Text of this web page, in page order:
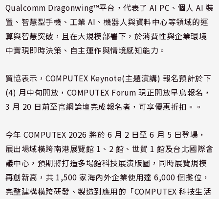
Qualcomm Dragonwing™平台，代表了 AI PC、個人 AI 裝
置、智慧型手機、工業 AI、機器人與資料中心等領域的運
算與智慧突破，且在大規模部署下，於消費性與企業環境
中實現即時決策、自主運作與情境感知能力。
貿協表示，COMPUTEX Keynote(主題演講) 報名預計於下
(4) 月中旬開放，COMPUTEX Forum 現正開放早鳥報名，
3 月 20 日前至官網論壇完成報名者，可享優惠折扣。。
今年 COMPUTEX 2026 將於 6 月 2 日至 6 月 5 日登場，
展出場域橫跨南港展覽館 1、2 館、世貿 1 館及台北國際會
議中心，預期將打造多場館科技展演版圖，同時展覽規模
再創新高，共 1,500 家海內外企業使用達 6,000 個攤位，
完整建構橫跨研發、製造到應用的「COMPUTEX 科技生活